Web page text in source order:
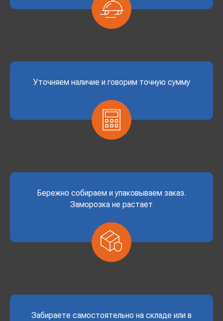
Уточняем наличие и говорим точную сумму
Бережно собираем и упаковываем заказ.
Заморозка не растает
Забираете самостоятельно на складе или в